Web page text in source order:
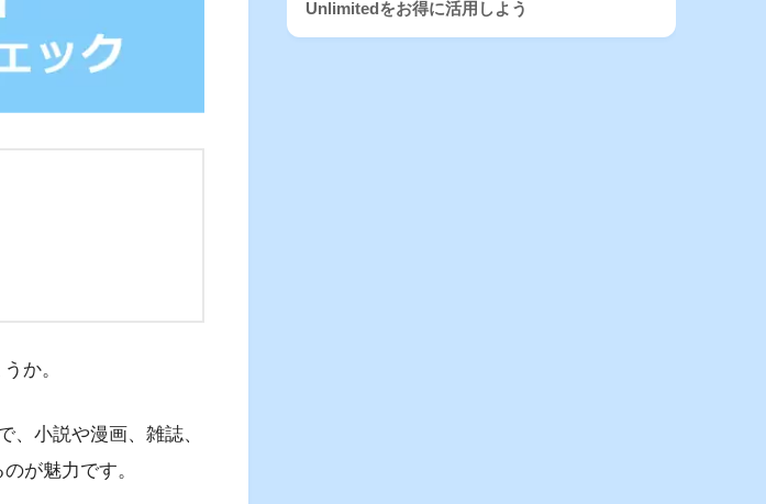
か。
、小説や漫画、雑誌、
が魅力です。
Unlimitedをお得に活用しよう